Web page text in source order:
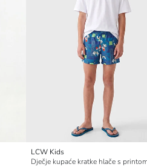
LCW Kids
Dječje kupaće kratke hlače s